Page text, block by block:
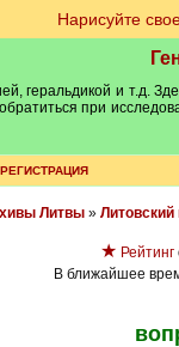
Нарисуйте
геральдикой и т.д.
при
РЕГИСТРАЦИЯ
Литвы» Литовский
★ Рейтинг
В ближайшее